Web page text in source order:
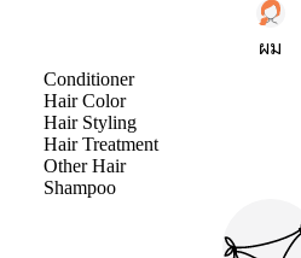
ผม
Conditioner
Hair Color
Hair Styling
Hair Treatment
Other Hair
Shampoo